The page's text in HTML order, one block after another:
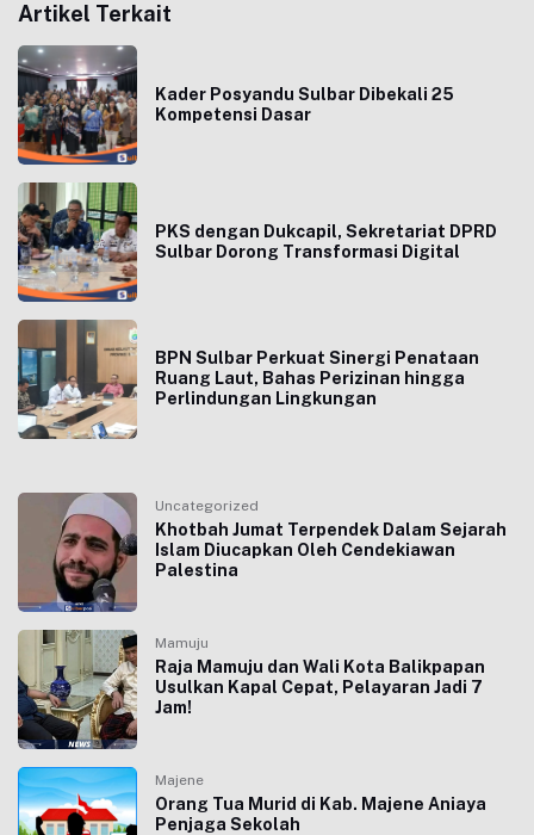
Artikel Terkait
Kader Posyandu Sulbar Dibekali 25
Kompetensi Dasar
PKS dengan Dukcapil, Sekretariat DPRD
Sulbar Dorong Transformasi Digital
BPN Sulbar Perkuat Sinergi Penataan
Ruang Laut, Bahas Perizinan hingga
Perlindungan Lingkungan
Uncategorized
Khotbah Jumat Terpendek Dalam Sejarah
Islam Diucapkan Oleh Cendekiawan
Palestina
Mamuju
Raja Mamuju dan Wali Kota Balikpapan
Usulkan Kapal Cepat, Pelayaran Jadi 7
Jam!
Majene
Orang Tua Murid di Kab. Majene Aniaya
Penjaga Sekolah